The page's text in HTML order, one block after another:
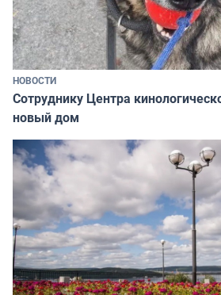
НОВОСТИ
Сотруднику Центра
новый дом